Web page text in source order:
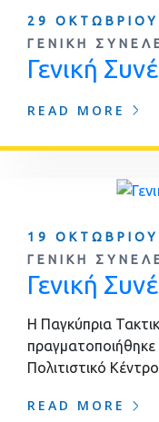
29
ΓΕΝΙΚΉ
Γενική
READ MORE
19
ΓΕΝΙΚΉ
Γενική
Η Παγκύπρια
Πολιτιστικό
READ MORE